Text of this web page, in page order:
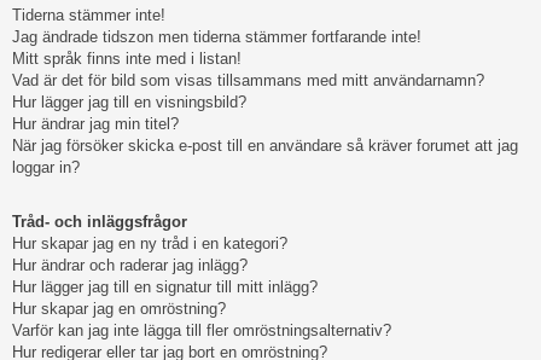
Tiderna stämmer inte!
Jag ändrade tidszon men tiderna stämmer fortfarande inte!
Mitt språk finns inte med i listan!
Vad är det för bild som visas tillsammans med mitt användarnamn?
Hur lägger jag till en visningsbild?
Hur ändrar jag min titel?
När jag försöker skicka e-post till en användare så kräver forumet att jag
loggar in?
Tråd- och inläggsfrågor
Hur skapar jag en ny tråd i en kategori?
Hur ändrar och raderar jag inlägg?
Hur lägger jag till en signatur till mitt inlägg?
Hur skapar jag en omröstning?
Varför kan jag inte lägga till fler omröstningsalternativ?
Hur redigerar eller tar jag bort en omröstning?